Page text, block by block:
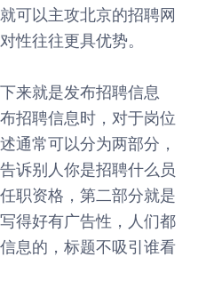
可以主攻北京的招聘网
性往往更具优势。
就是发布招聘信息
招聘信息时，对于岗位
通常可以分为两部分，
诉别人你是招聘什么员
职资格，第二部分就是
得好有广告性，人们都
息的，标题不吸引谁看